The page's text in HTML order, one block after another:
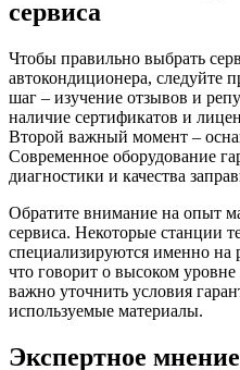
сервиса
Чтобы правильно выбрать
автокондиционера, следуйте
шаг – изучение отзывов и
наличие сертификатов и
Второй важный момент –
Современное оборудование
диагностики и качества
Обратите внимание на опыт
сервиса. Некоторые станции
специализируются именно на
что говорит о высоком
важно уточнить условия
используемые материалы.
Экспертное